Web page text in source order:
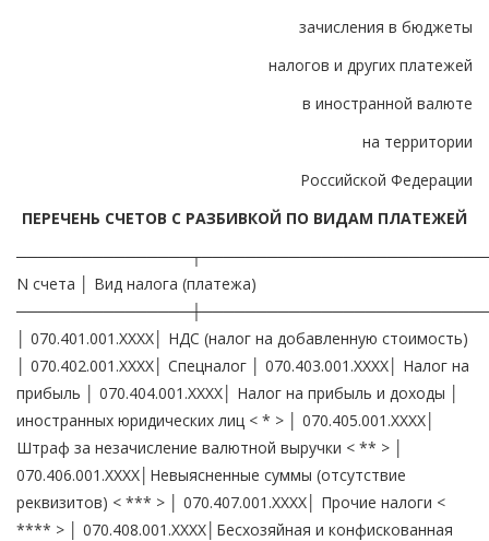
зачисления в бюджеты
налогов и других платежей
в иностранной валюте
на территории
Российской Федерации
ПЕРЕЧЕНЬ СЧЕТОВ С РАЗБИВКОЙ ПО ВИДАМ ПЛАТЕЖЕЙ
N счета │ Вид налога (платежа)
│ 070.401.001.XXXX│ НДС (налог на добавленную стоимость)
│ 070.402.001.XXXX│ Спецналог │ 070.403.001.XXXX│ Налог на
прибыль │ 070.404.001.XXXX│ Налог на прибыль и доходы │
иностранных юридических лиц < * > │ 070.405.001.XXXX│
Штраф за незачисление валютной выручки < ** > │
070.406.001.XXXX│Невыясненные суммы (отсутствие
реквизитов) < *** > │ 070.407.001.XXXX│ Прочие налоги <
**** > │ 070.408.001.XXXX│Бесхозяйная и конфискованная